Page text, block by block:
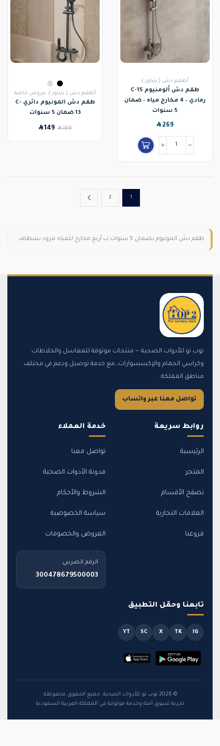
أطقم دش ( شاور )
طقم دش ألومنيوم C-15
رمادي – 4 مخارج مياه – ضمان
5 سنوات
SAR269
أطقم دش ( شاور ), عروض خاصة
طقم دش المونيوم دائري C-
13 ضمان 5 سنوات
SAR199
SAR149
1
2
طقم دش المونيوم بضمان 5 سنوات ب أربع مخارج للمياه مزود بشطاف
توب تو للأدوات الصحية — منتجات موثوقة للمغاسل والخلاطات
وكراسي الحمام والإكسسوارات، مع خدمة توصيل ودعم في مختلف
مناطق المملكة.
تواصل معنا عبر واتساب
روابط سريعة
الرئيسية
المتجر
تصفح الأقسام
العلامات التجارية
فروعنا
خدمة العملاء
تواصل معنا
مدونة الأدوات الصحية
الشروط والأحكام
سياسة الخصوصية
العروض والخصومات
الرقم الضريبي
300478679500003
تابعنا وحمّل التطبيق
IG
TK
X
SC
YT
© 2026 توب تو للأدوات الصحية. جميع الحقوق محفوظة.
تجربة تسوق آمنة وخدمة موثوقة في المملكة العربية السعودية